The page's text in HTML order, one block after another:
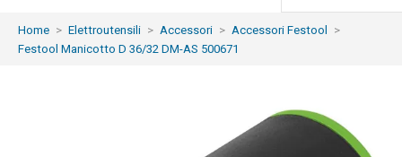
Home Elettroutensili Accessori
Accessori Festool
Festool Manicotto D 36/32 DM-AS 500671